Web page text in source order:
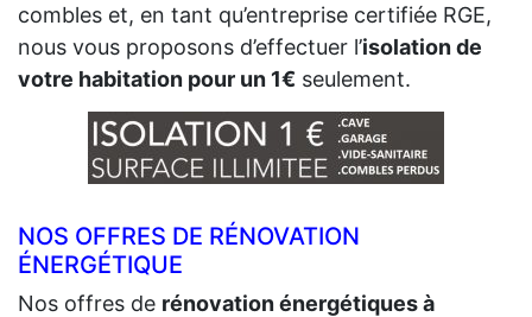
combles et, en tant qu’entreprise certifiée RGE,
nous vous proposons d’effectuer l’isolation de
votre habitation pour un 1€ seulement.
NOS OFFRES DE RÉNOVATION
ÉNERGÉTIQUE
Nos offres de rénovation énergétiques à